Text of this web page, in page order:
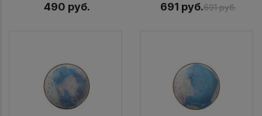
490 руб. 691 руб.691 руб.